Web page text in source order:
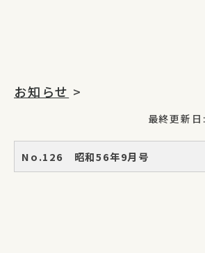
お知らせ >
最終更新
No.126 昭和56年9月号